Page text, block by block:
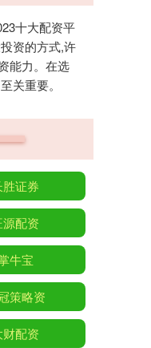
十大配资平
资的方式,许
能力。在选
关重要。
胜证券
源配资
牛宝
策略资
财配资